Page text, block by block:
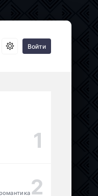
Войти